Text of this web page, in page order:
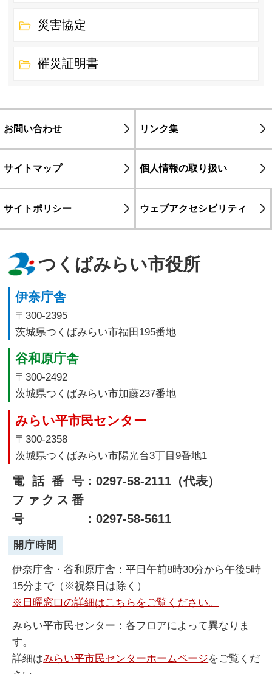
災害協定
罹災証明書
お問い合わせ リンク集
サイトマップ 個人情報の取り扱い
サイトポリシー ウェブアクセシビリティ
つくばみらい市役所
伊奈庁舎
〒300-2395
茨城県つくばみらい市福田195番地
谷和原庁舎
〒300-2492
茨城県つくばみらい市加藤237番地
みらい平市民センター
〒300-2358
茨城県つくばみらい市陽光台3丁目9番地1
電話番号：0297-58-2111（代表）
ファクス番
号
：0297-58-5611
開庁時間
伊奈庁舎・谷和原庁舎：平日午前8時30分から午後5時
15分まで（※祝祭日は除く）
※日曜窓口の詳細はこちらをご覧ください。
みらい平市民センター：各フロアによって異なりま
す。
詳細はみらい平市民センターホームページをご覧くだ